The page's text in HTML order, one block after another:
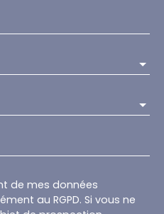
de mes données
au RGPD. Si vous ne